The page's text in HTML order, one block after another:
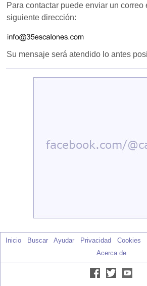
Para contactar puede enviar un correo
siguiente dirección:
Su mensaje será atendido lo antes
Inicio Buscar Ayudar Privacidad Cookies
Acerca de